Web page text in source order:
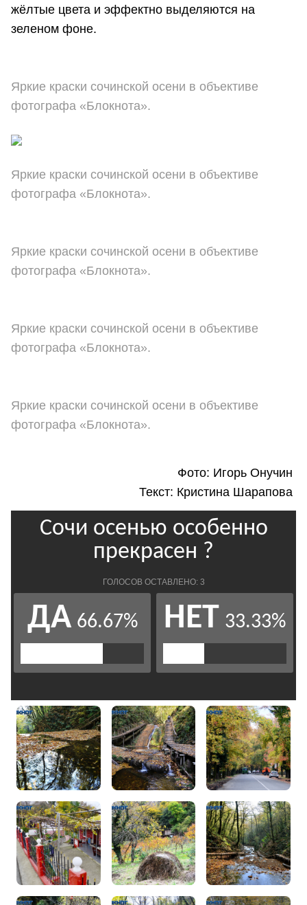
жёлтые цвета и эффектно выделяются на
зеленом фоне.
Яркие краски сочинской осени в объективе
фотографа «Блокнота».
Яркие краски сочинской осени в объективе
фотографа «Блокнота».
Яркие краски сочинской осени в объективе
фотографа «Блокнота».
Яркие краски сочинской осени в объективе
фотографа «Блокнота».
Яркие краски сочинской осени в объективе
фотографа «Блокнота».
Фото: Игорь Онучин
Текст: Кристина Шарапова